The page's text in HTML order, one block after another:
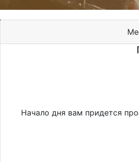
Начало дня вам придется